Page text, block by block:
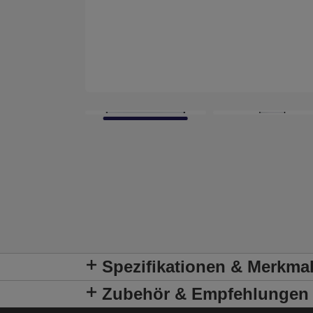
Spezifikationen &
Zubehör & Empfehlungen